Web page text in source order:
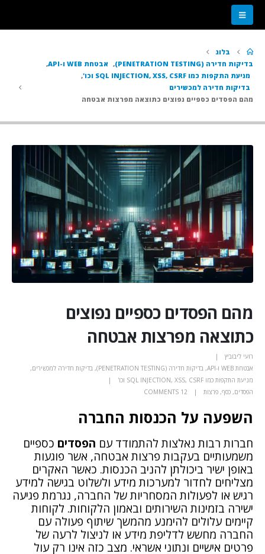
בלוג
בדיקות חדירה (PENETRATION TESTING)
, אבטחת WEB ו-API
,
מניעת התקפות כמו SQL INJECTION, XSS, CSRF וכו'
,
בדיקות חדירה למכשירים
מהם הפסדים כספיים נפוצים כתוצאה מפרצות אבטחה
מהם הפסדים כספיים נפוצים
כתוצאה מפרצות אבטחה
רועי ליבוביץ
אבטחת WEB ו-API
, בדיקות חדירה (PENETRATION TESTING) , בדיקות חדירה למכשירים,
מניעת התקפות כמו SQL INJECTION, XSS, CSRF וכו'
הפסדים, כסף, פרצות 12 COMMENTS
השפעה על הכנסות החברה
חברות רבות נאלצות להתמודד עם הפסדים כספיים
משמעותיים בעקבות פרצות אבטחה, אשר פוגעות
באופן ישיר ביכולתן להניב הכנסות. כאשר האקרים
מצליחים לחדור למערכות מידע ולשלוט בגישה למידע
רגיש או לפעולות המסחריות של החברה, נגרמת פגיעה
ישירה בזמינות השירותים ובאמון הלקוחות. לקוחות
קיימים עלולים להימנע מהמשך שיתוף פעולה עם
החברה מחשש לדליפת מידע או לניצול לרעה של
פרטים אישיים ונתוני אשראי. מצב כזה אינו רק עול